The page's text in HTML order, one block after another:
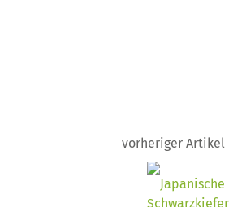
vorheriger Artikel